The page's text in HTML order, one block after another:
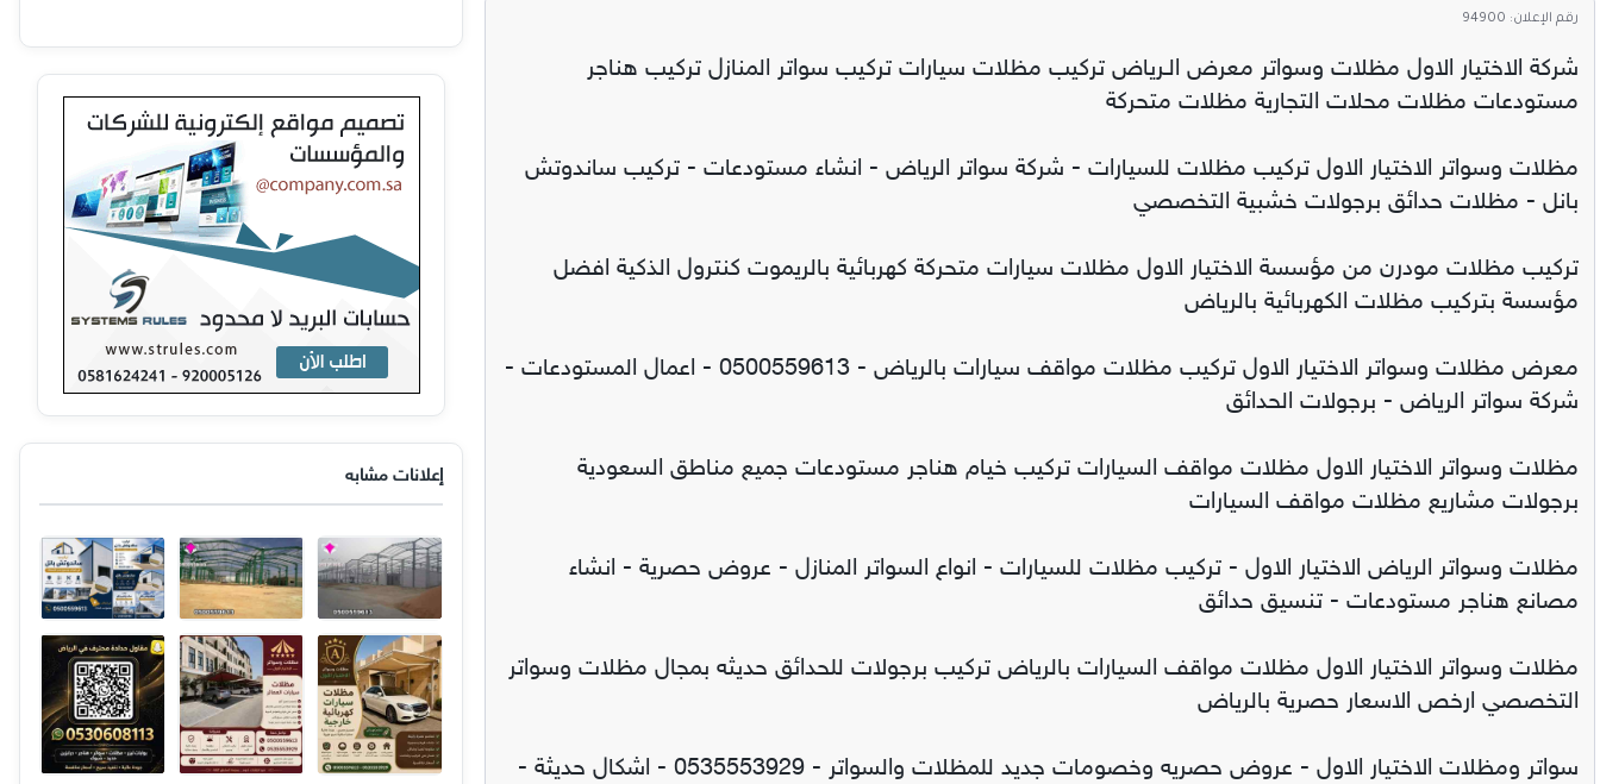
رقم الإعلان: 94900
شركة الاختيار الاول مظلات وسواتر معرض الـرياض تركيب مظلات سيارات تركيب سواتر المنازل تركيب هناجر
مستودعات مظلات محلات التجارية مظلات متحركة
مظلات وسواتر الاختيار الاول تركيب مظلات للسيارات - شركة سواتر الرياض - انشاء مستودعات - تركيب ساندوتش
بانل - مظلات حدائق برجولات خشبية التخصصي
تركيب مظلات مودرن من مؤسسة الاختيار الاول مظلات سيارات متحركة كهربائية بالريموت كنترول الذكية افضل
مؤسسة بتركيب مظلات الكهربائية بالرياض
معرض مظلات وسواتر الاختيار الاول تركيب مظلات مواقف سيارات بالرياض - 0500559613 - اعمال المستودعات -
شركة سواتر الرياض - برجولات الحدائق
مظلات وسواتر الاختيار الاول مظلات مواقف السيارات تركيب خيام هناجر مستودعات جميع مناطق السعودية
برجولات مشاريع مظلات مواقف السيارات
مظلات وسواتر الرياض الاختيار الاول - تركيب مظلات للسيارات - انواع السواتر المنازل - عروض حصرية - انشاء
مصانع هناجر مستودعات - تنسيق حدائق
مظلات وسواتر الاختيار الاول مظلات مواقف السيارات بالرياض تركيب برجولات للحدائق حديثه بمجال مظلات وسواتر
التخصصي ارخص الاسعار حصرية بالرياض
سواتر ومظلات الاختيار الاول - عروض حصريه وخصومات جديد للمظلات والسواتر - 0535553929 - اشكال حديثة -
إعلانات مشابه